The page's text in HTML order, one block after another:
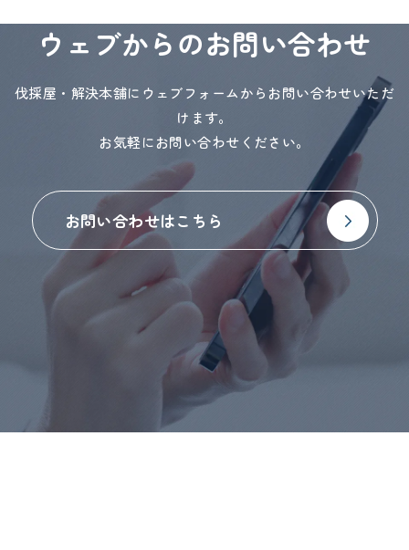
ウェブからのお問い合わせ
伐採屋・解決本舗にウェブフォームからお問い合わせいただ
けます。
お気軽にお問い合わせください。
お問い合わせはこちら